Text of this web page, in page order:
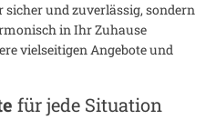
und zuverlässig, sondern
in Ihr Zuhause
vielseitigen Angebote und
für jede Situation